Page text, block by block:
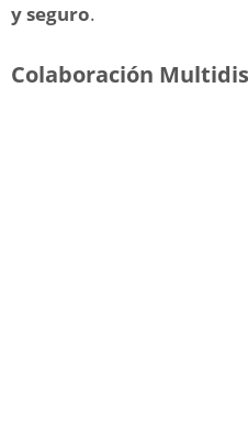
y seguro.
Colaboración